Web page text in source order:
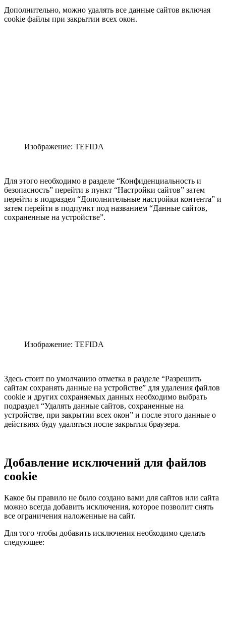
Дополнительно, можно удалять все данные сайтов включая
cookie файлы при закрытии всех окон.
Изображение: TEFIDA
Для этого необходимо в разделе “Конфиденциальность и
безопасность” перейти в пункт “Настройки сайтов” затем
перейти в подраздел “Дополнительные настройки контента” и
затем перейти в подпункт под названием “Данные сайтов,
сохраненные на устройстве”.
Изображение: TEFIDA
Здесь стоит по умолчанию отметка в разделе “Разрешить
сайтам сохранять данные на устройстве” для удаления файлов
cookie и других сохраняемых данных необходимо выбрать
подраздел “Удалять данные сайтов, сохраненные на
устройстве, при закрытии всех окон” и после этого данные о
действиях буду удаляться после закрытия браузера.
Добавление исключений для файлов
cookie
Какое бы правило не было создано вами для сайтов или сайта
можно всегда добавить исключения, которое позволит снять
все ограничения наложенные на сайт.
Для того чтобы добавить исключения необходимо сделать
следующее: